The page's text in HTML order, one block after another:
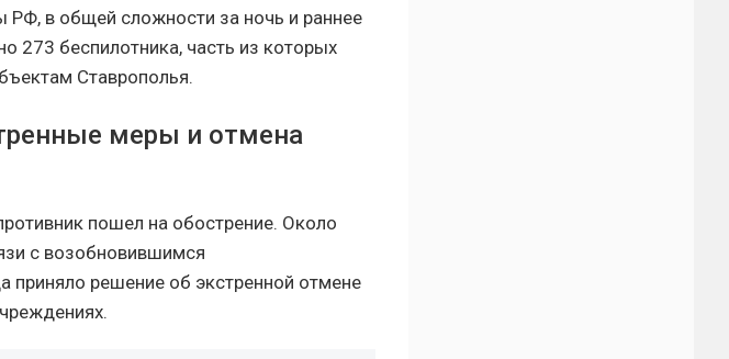
РФ, в общей сложности за ночь и раннее
273 беспилотника, часть из которых
Ставрополья.
меры и отмена
пошел на обострение. Около
с возобновившимся
решение об экстренной отмене